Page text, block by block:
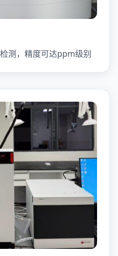
测，精度可达ppm级别